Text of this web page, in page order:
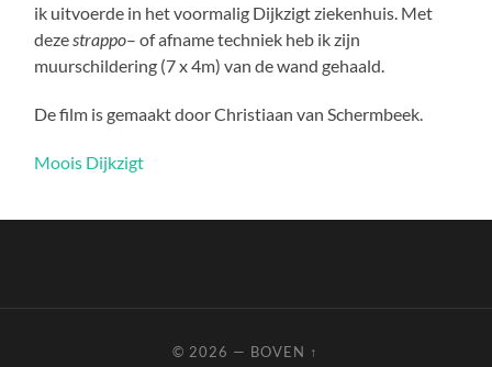
ik uitvoerde in het voormalig Dijkzigt ziekenhuis. Met
dezestrappo– of afname techniek heb ik zijn
muurschildering (7 x 4m) van de wand gehaald.
De film is gemaakt door Christiaan van Schermbeek.
Moois Dijkzigt
© 2026 — BOVEN ↑